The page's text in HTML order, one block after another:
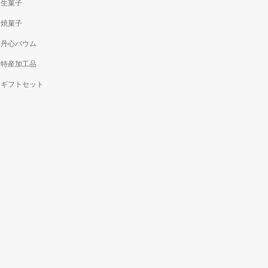
生菓子
焼菓子
丹心バウム
特産加工品
ギフトセット